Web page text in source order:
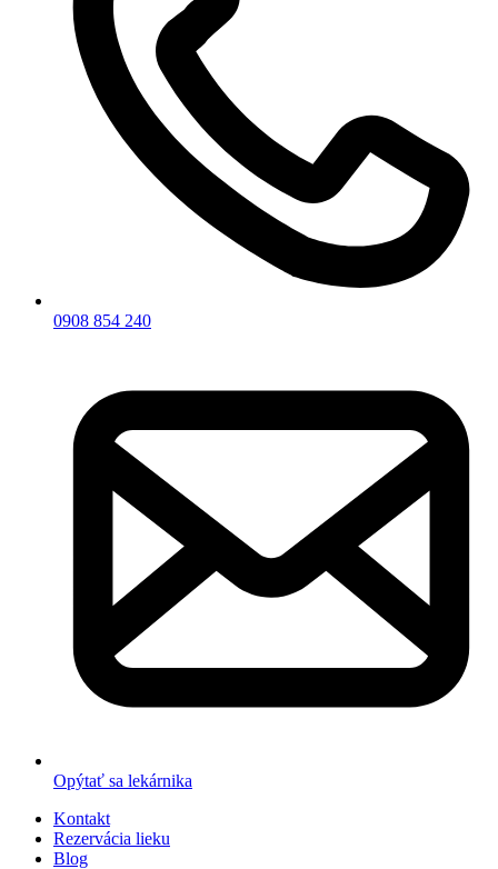
0908 854 240
Opýtať sa lekárnika
Kontakt
Rezervácia lieku
Blog